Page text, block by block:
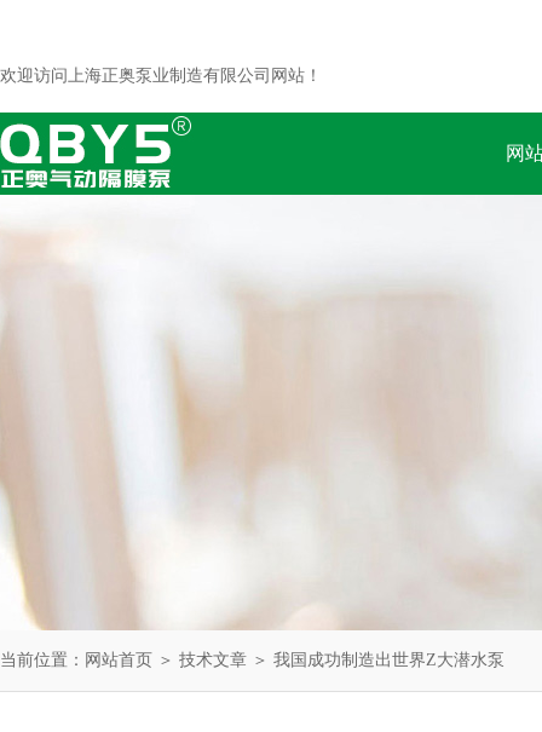
欢迎访问上海正奥泵业制造有限公司网站！
网
当前位置： 网站首页 ＞ 技术文章 ＞ 我国成功制造出世界Z大潜水泵